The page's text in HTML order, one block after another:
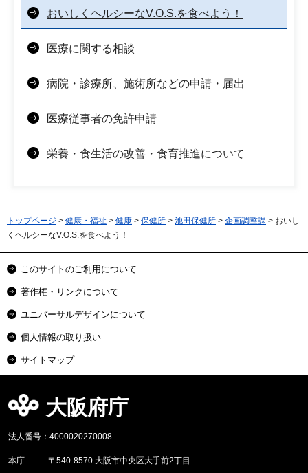
おいしくヘルシーなV.O.S.を食べよう！
医療に関する相談
病院・診療所、施術所などの申請・届出
医療従事者の免許申請
栄養・食生活の改善・食育推進について
トップページ > 健康・福祉 > 健康 > 保健所 > 池田保健所 > 企画調整課 > おいし
くヘルシーなV.O.S.を食べよう！
このサイトのご利用について
著作権・リンクについて
ユニバーサルデザインについて
個人情報の取り扱い
サイトマップ
大阪府庁
法人番号：4000020270008
本庁
〒540-8570 大阪市中央区大手前2丁目